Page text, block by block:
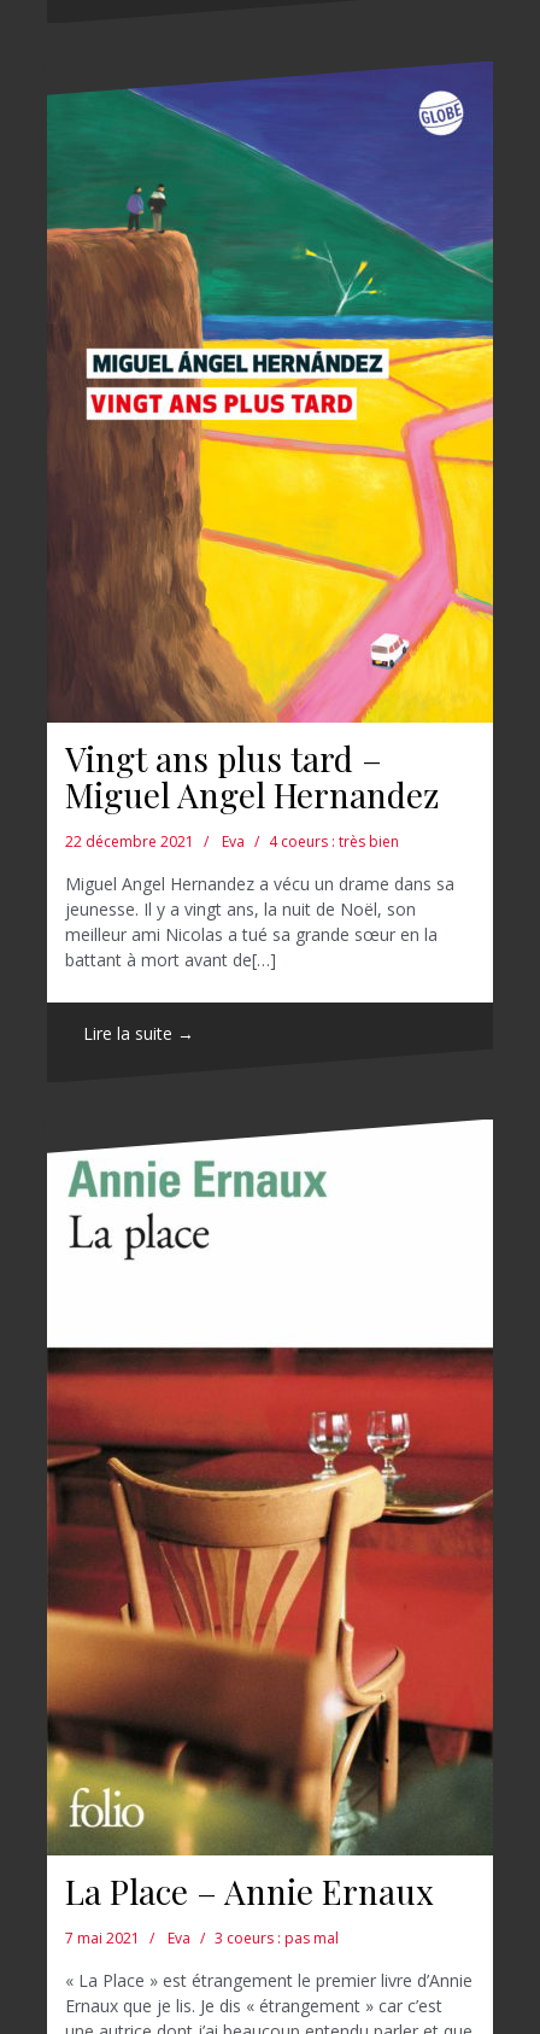
Vingt ans plus tard –
Miguel Angel Hernandez
22 décembre 2021 Eva 4 coeurs : très bien
Miguel Angel Hernandez a vécu un drame dans sa
jeunesse. Il y a vingt ans, la nuit de Noël, son
meilleur ami Nicolas a tué sa grande sœur en la
battant à mort avant de[…]
Lire la suite →
La Place – Annie Ernaux
7 mai 2021 Eva 3 coeurs : pas mal
« La Place » est étrangement le premier livre d’Annie
Ernaux que je lis. Je dis « étrangement » car c’est